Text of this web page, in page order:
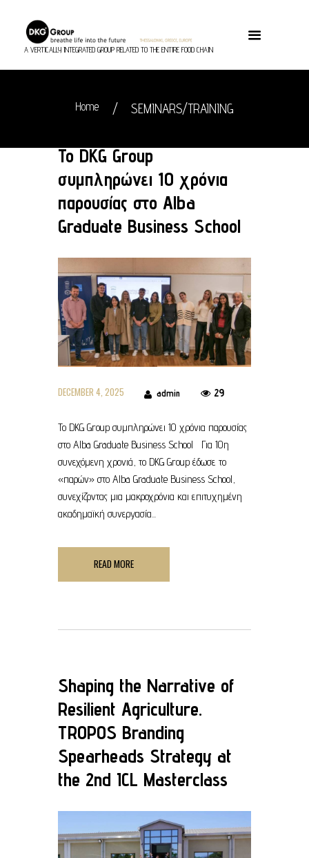
A VERTICALLY INTEGRATED GROUP RELATED TO THE ENTIRE FOOD CHAIN
Home SEMINARS/TRAINING
Το DKG Group
συμπληρώνει 10 χρόνια
παρουσίας στο Alba
Graduate Business School
DECEMBER 4, 2025 admin 29
Το DKG Group συμπληρώνει 10 χρόνια παρουσίας
στο Alba Graduate Business School Για 10η
συνεχόμενη χρονιά, το DKG Group έδωσε το
«παρών» στο Alba Graduate Business School,
συνεχίζοντας μια μακροχρόνια και επιτυχημένη
ακαδημαϊκή συνεργασία...
READ MORE
Shaping the Narrative of
Resilient Agriculture.
TROPOS Branding
Spearheads Strategy at
the 2nd ICL Masterclass